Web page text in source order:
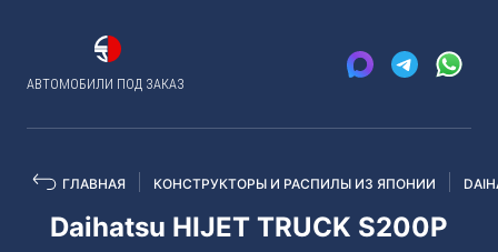
АВТОМОБИЛИ ПОД ЗАКАЗ
ГЛАВНАЯ КОНСТРУКТОРЫ И РАСПИЛЫ ИЗ ЯПОНИИ
Daihatsu HIJET TRUCK S200P